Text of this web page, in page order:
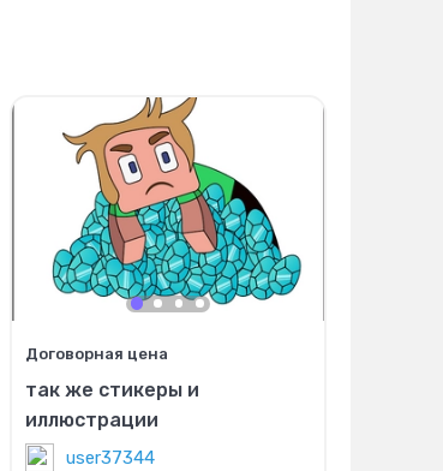
Договорная цена
так же стикеры и
иллюстрации
user37344